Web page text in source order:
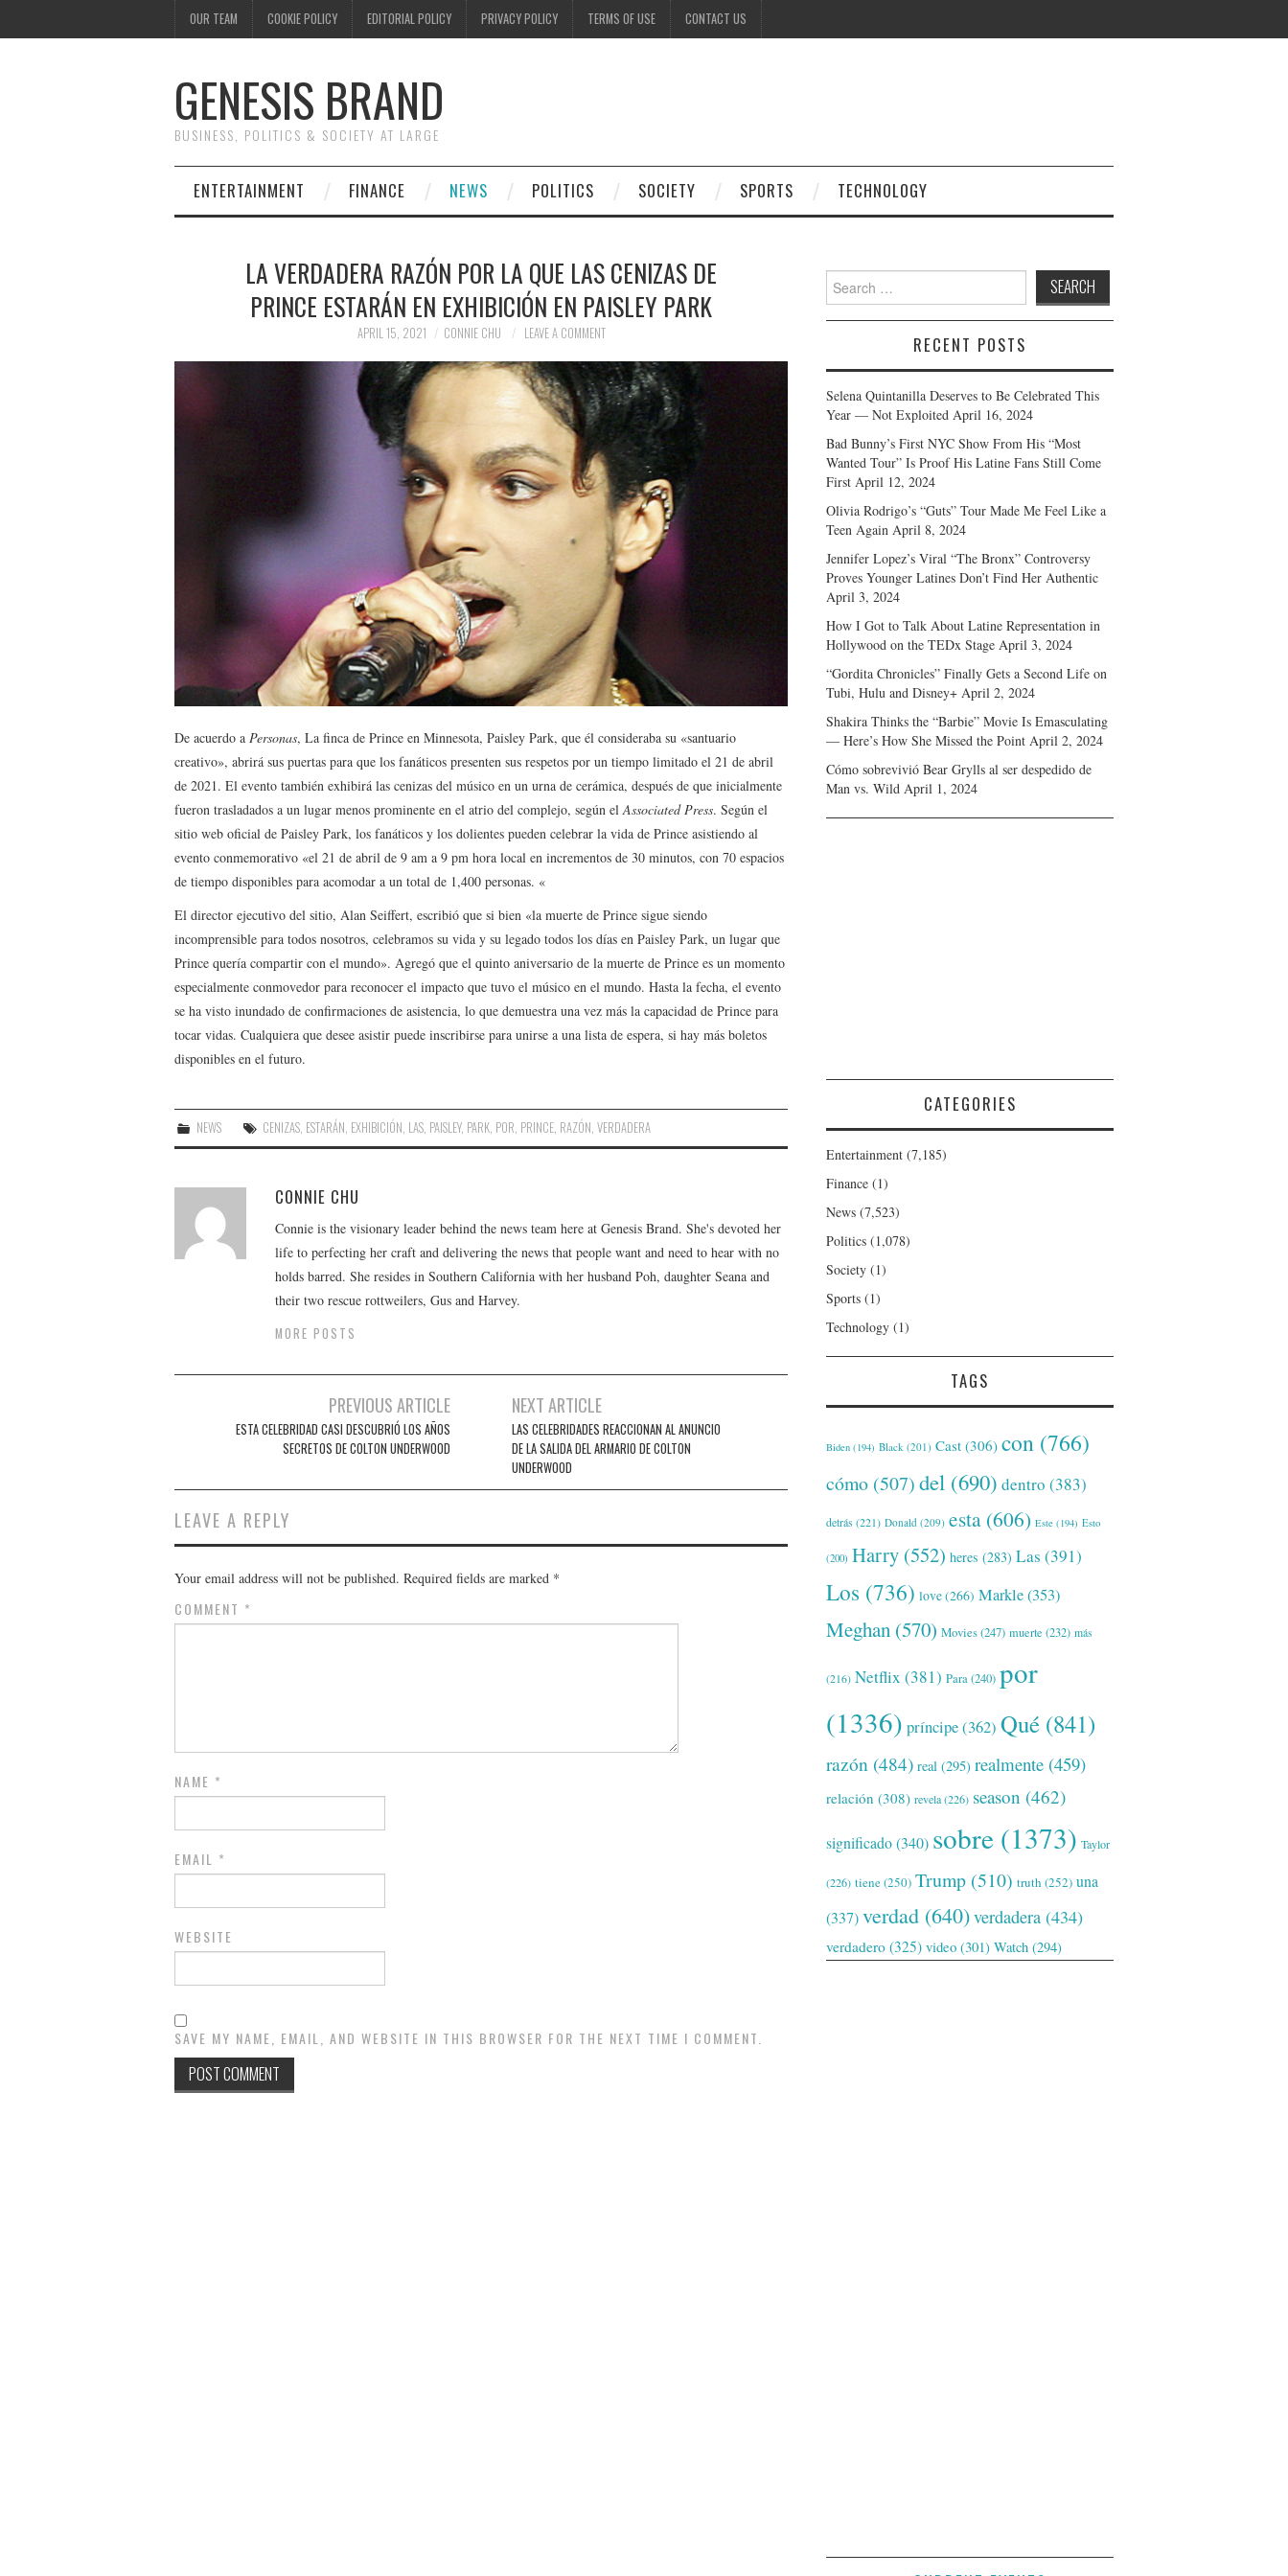
OUR TEAM COOKIE POLICY EDITORIAL POLICY PRIVACY POLICY TERMS OF USE CONTACT US
GENESIS BRAND
BUSINESS, POLITICS & SOCIETY AT LARGE
ENTERTAINMENT FINANCE NEWS POLITICS SOCIETY SPORTS TECHNOLOGY
LA VERDADERA RAZÓN POR LA QUE LAS CENIZAS DE
PRINCE ESTARÁN EN EXHIBICIÓN EN PAISLEY PARK
APRIL 15, 2021 CONNIE CHU LEAVE A COMMENT
De acuerdo a Personas, La finca de Prince en Minnesota, Paisley Park, que él consideraba su «santuario
creativo», abrirá sus puertas para que los fanáticos presenten sus respetos por un tiempo limitado el 21 de abril
de 2021. El evento también exhibirá las cenizas del músico en un urna de cerámica, después de que inicialmente
fueron trasladados a un lugar menos prominente en el atrio del complejo, según el Associated Press. Según el
sitio web oficial de Paisley Park, los fanáticos y los dolientes pueden celebrar la vida de Prince asistiendo al
evento conmemorativo «el 21 de abril de 9 am a 9 pm hora local en incrementos de 30 minutos, con 70 espacios
de tiempo disponibles para acomodar a un total de 1,400 personas. «
El director ejecutivo del sitio, Alan Seiffert, escribió que si bien «la muerte de Prince sigue siendo
incomprensible para todos nosotros, celebramos su vida y su legado todos los días en Paisley Park, un lugar que
Prince quería compartir con el mundo». Agregó que el quinto aniversario de la muerte de Prince es un momento
especialmente conmovedor para reconocer el impacto que tuvo el músico en el mundo. Hasta la fecha, el evento
se ha visto inundado de confirmaciones de asistencia, lo que demuestra una vez más la capacidad de Prince para
tocar vidas. Cualquiera que desee asistir puede inscribirse para unirse a una lista de espera, si hay más boletos
disponibles en el futuro.
NEWS CENIZAS ESTARÁN EXHIBICIÓN LAS PAISLEY, PARK POR PRINCE RAZÓN ,VERDADERA
CONNIE CHU
Connie is the visionary leader behind the news team here at Genesis Brand. She's devoted her
life to perfecting her craft and delivering the news that people want and need to hear with no
holds barred. She resides in Southern California with her husband Poh, daughter Seana and
their two rescue rottweilers, Gus and Harvey.
MORE POSTS
navigation
PREVIOUS ARTICLE
ESTA CELEBRIDAD CASI DESCUBRIÓ LOS AÑOS
SECRETOS DE COLTON UNDERWOOD
NEXT ARTICLE
LAS CELEBRIDADES REACCIONAN AL ANUNCIO
DE LA SALIDA DEL ARMARIO DE COLTON
UNDERWOOD
LEAVE A REPLY
Your email address will not be published. Required fields are marked *
COMMENT *
NAME *
EMAIL *
WEBSITE
SAVE MY NAME, EMAIL, AND WEBSITE IN THIS BROWSER FOR THE NEXT TIME I COMMENT.
Search
for:
RECENT POSTS
Selena Quintanilla Deserves to Be Celebrated This
Year — Not Exploited April 16, 2024
Bad Bunny’s First NYC Show From His “Most
Wanted Tour” Is Proof His Latine Fans Still Come
First April 12, 2024
Olivia Rodrigo’s “Guts” Tour Made Me Feel Like a
Teen Again April 8, 2024
Jennifer Lopez’s Viral “The Bronx” Controversy
Proves Younger Latines Don’t Find Her Authentic
April 3, 2024
How I Got to Talk About Latine Representation in
Hollywood on the TEDx Stage April 3, 2024
“Gordita Chronicles” Finally Gets a Second Life on
Tubi, Hulu and Disney+ April 2, 2024
Shakira Thinks the “Barbie” Movie Is Emasculating
— Here’s How She Missed the Point April 2, 2024
Cómo sobrevivió Bear Grylls al ser despedido de
Man vs. Wild April 1, 2024
CATEGORIES
Entertainment (7,185)
Finance (1)
News (7,523)
Politics (1,078)
Society (1)
Sports (1)
Technology (1)
TAGS
Biden (194) Black (201) Cast (306) con (766)
cómo (507)del (690) dentro (383)
detrás (221) Donald (209) esta (606) Este (194) Esto
(200) Harry (552) heres (283) Las (391)
Los (736) love(266) Markle(353)
Meghan (570) Movies(247) muerte (232) más
(216) Netflix (381) Para(240) por
(1336) príncipe(362) Qué (841)
razón (484) real (295) realmente (459)
relación (308) revela(226) season (462)
significado(340) sobre (1373) Taylor
(226) tiene(250) Trump (510) truth (252) una
(337)verdad (640)verdadera (434)
verdadero (325) video (301) Watch (294)